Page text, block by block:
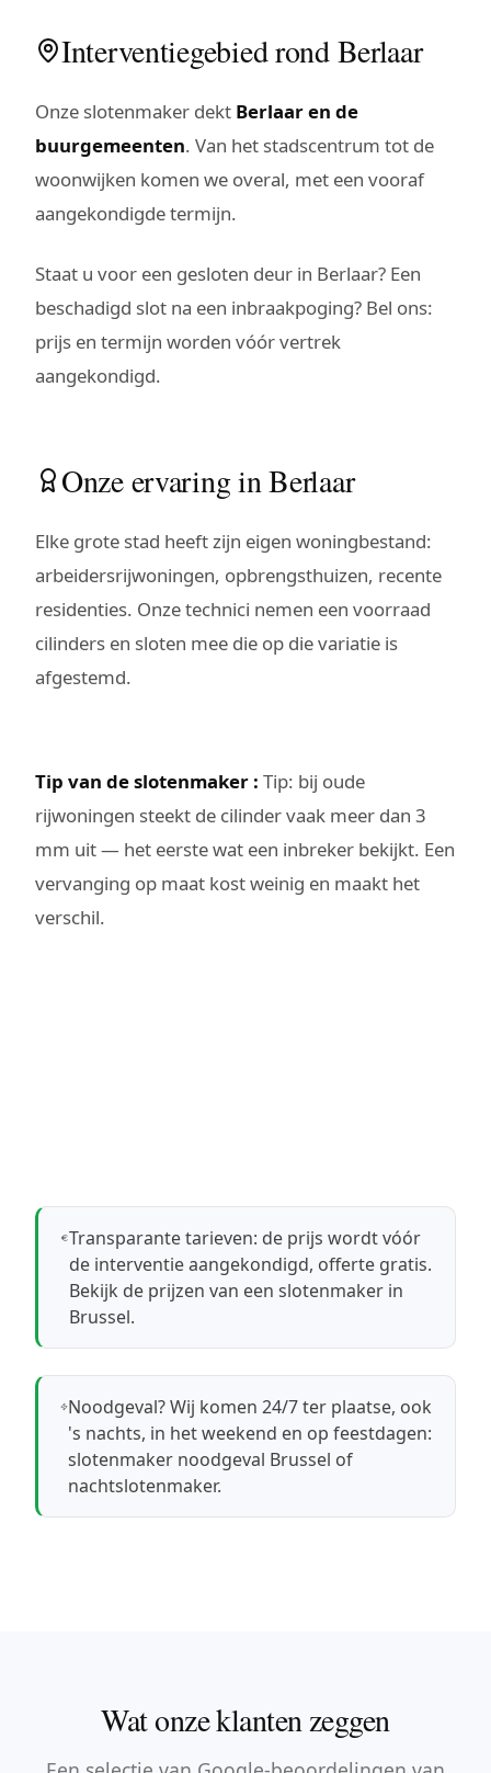
Interventiegebied rond Berlaar
Onze slotenmaker dekt Berlaar en de
buurgemeenten. Van het stadscentrum tot de
woonwijken komen we overal, met een vooraf
aangekondigde termijn.
Staat u voor een gesloten deur in Berlaar? Een
beschadigd slot na een inbraakpoging? Bel ons:
prijs en termijn worden vóór vertrek
aangekondigd.
Onze ervaring in Berlaar
Elke grote stad heeft zijn eigen woningbestand:
arbeidersrijwoningen, opbrengsthuizen, recente
residenties. Onze technici nemen een voorraad
cilinders en sloten mee die op die variatie is
afgestemd.
Tip van de slotenmaker : Tip: bij oude
rijwoningen steekt de cilinder vaak meer dan 3
mm uit — het eerste wat een inbreker bekijkt. Een
vervanging op maat kost weinig en maakt het
verschil.
Transparante tarieven: de prijs wordt vóór
de interventie aangekondigd, offerte gratis.
Bekijk de prijzen van een slotenmaker in
Brussel.
Noodgeval? Wij komen 24/7 ter plaatse, ook
's nachts, in het weekend en op feestdagen:
slotenmaker noodgeval Brussel of
nachtslotenmaker.
Wat onze klanten zeggen